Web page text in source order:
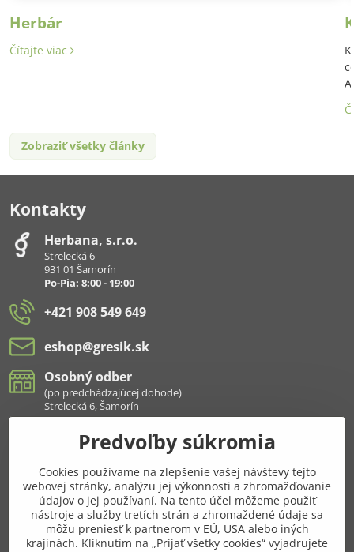
Herbár
Čítajte viac
Zobraziť všetky články
Kontakty
Herbana, s​.r​.o​.
Strelecká 6
931 01 Šamorín
Po-Pia: 8:00 - 19:00
+421 908 549 649
eshop​@gresik​.sk
Osobný odber
(po predchádzajúcej dohode)
Strelecká 6, Šamorín
Všetko k nákupu
Pridajte sa k nám aj na sieťach
Facebook Instagram
Predvoľby súkromia
Cookies používame na zlepšenie vašej návštevy tejto
webovej stránky, analýzu jej výkonnosti a zhromažďovanie
údajov o jej používaní. Na tento účel môžeme použiť
nástroje a služby tretích strán a zhromaždené údaje sa
môžu preniesť k partnerom v EÚ, USA alebo iných
krajinách. Kliknutím na „Prijať všetky cookies“ vyjadrujete